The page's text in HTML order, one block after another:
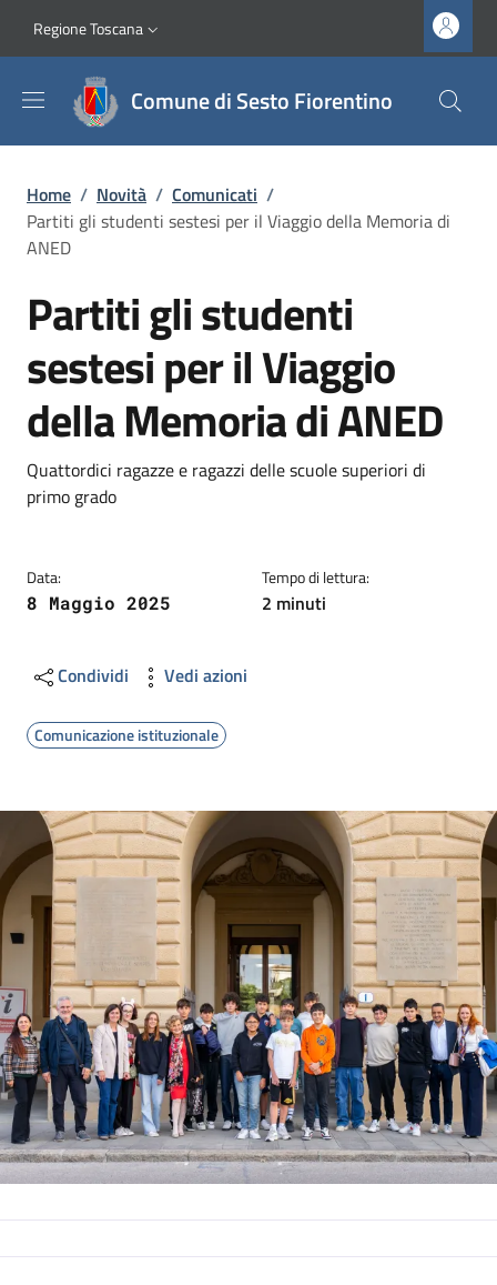
Slim top
Regione Toscana
Comune di Sesto Fiorentino
Briciole di pane
Home / Novità / Comunicati /
Partiti gli studenti sestesi per il Viaggio della Memoria di
ANED
Partiti gli studenti
sestesi per il Viaggio
della Memoria di ANED
Dettagli
Descrizione breve
Quattordici ragazze e ragazzi delle scuole superiori di
primo grado
Data:
8 Maggio 2025
Tempo di lettura:
2 minuti
Condividi Vedi azioni
Comunicazione istituzionale
Image